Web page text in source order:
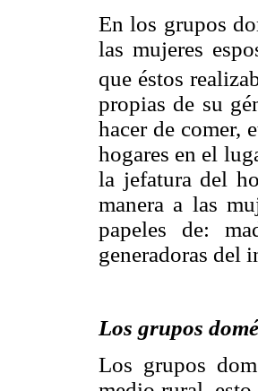
En los grupos
las mujeres
que éstos
propias de su
hacer de comer,
hogares en el
la jefatura del
manera a las
papeles de:
generadoras del
Los grupos
Los grupos